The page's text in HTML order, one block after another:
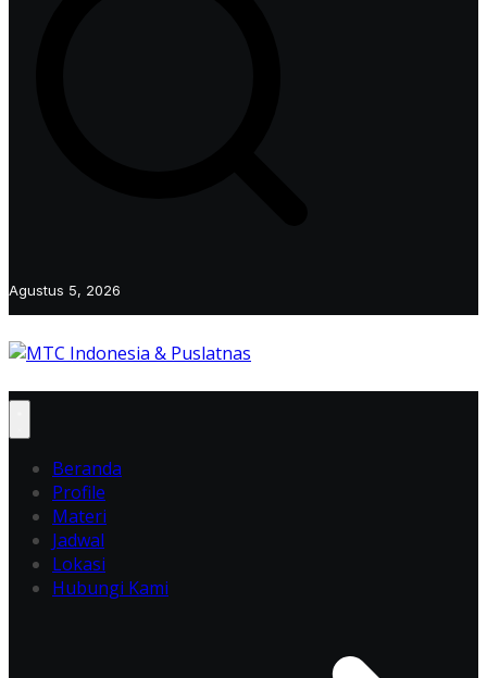
Agustus 5, 2026
Beranda
Profile
Materi
Jadwal
Lokasi
Hubungi Kami